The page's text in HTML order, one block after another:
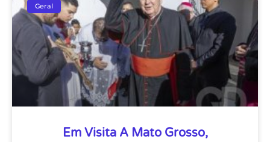
Geral
Em Visita A Mato Grosso,